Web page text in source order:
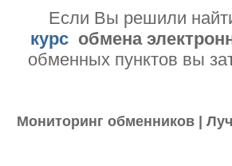
Если Вы решили
курс обмена
обменных пунктов вы
Мониторинг обменников |